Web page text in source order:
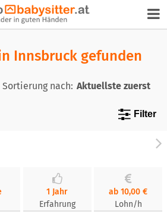
Innsbruck gefunden
Sortierung nach:
Filter
1 Jahr
Erfahrung
ab 10,00 €
Lohn/h